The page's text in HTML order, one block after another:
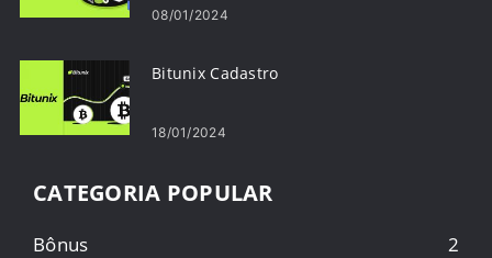
08/01/2024
Bitunix Cadastro
18/01/2024
CATEGORIA POPULAR
Bônus
2